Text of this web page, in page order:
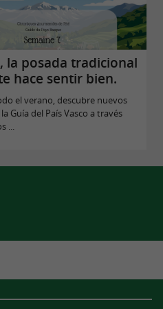
la posada tradicional
hace sentir bien.
el verano, descubre nuevos
Guía del País Vasco a través
...